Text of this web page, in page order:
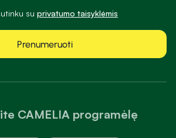
CAMELIA programėlę
su privatumo taisyklėmis
Prenumeruoti